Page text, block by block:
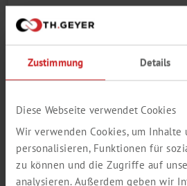
Zustimmung Details
Diese Webseite verwendet Cookies
Wir verwenden Cookies, um Inhalte
personalisieren, Funktionen für
zu können und die Zugriffe auf
analysieren. Außerdem geben wir